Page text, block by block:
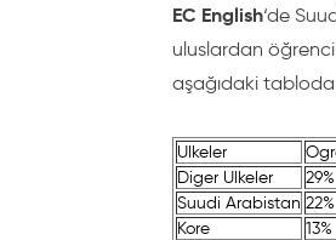
Güvenle Konuşma
Küresel Farkındalık
Gerçek İletişim
Kelime
Güvenle Yazma
Temel Okuma ve
EC English‘de
uluslardan öğrenci
aşağıdaki
Ulkeler
Diger Ulkeler
29%
Suudi Arabistan 22%
Kore
13%